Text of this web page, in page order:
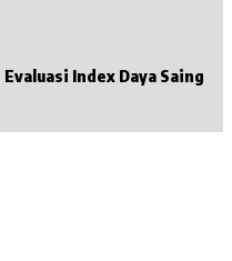
Index Daya Saing